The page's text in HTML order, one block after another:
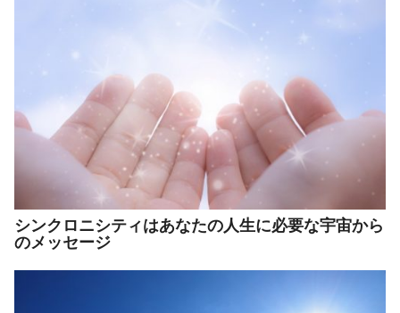
シンクロニシティはあなたの人生に必要な宇宙から
のメッセージ